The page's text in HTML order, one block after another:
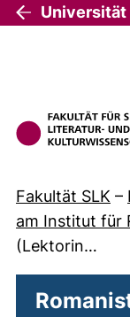
Universität
Fakultät SLK –
am Institut für
(Lektorin…